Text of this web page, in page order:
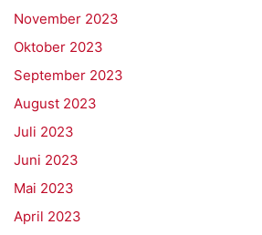
November 2023
Oktober 2023
September 2023
August 2023
Juli 2023
Juni 2023
Mai 2023
April 2023